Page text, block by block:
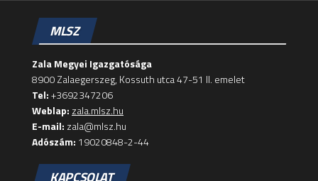
MLSZ
Zala Megyei Igazgatósága
8900 Zalaegerszeg, Kossuth utca 47-51 II. emelet
Tel:+3692347206
Weblap: zala.mlsz.hu
E-mail: zala@mlsz.hu
Adószám: 19020848-2-44
KAPCSOLAT